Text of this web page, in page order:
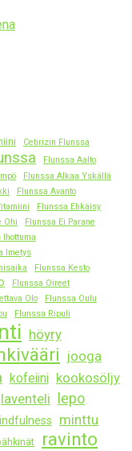
Cetirizin Flunssa
Flunssa Aalto
Flunssa Alkaa Yskällä
Flunssa Avanto
Flunssa Ehkäisy
Ohi
Flunssa Ei Parane
Ihottuma
Imetys
Flunssa Kesto
Flunssa Oireet
Olo
Flunssa Oulu
Flunssa Ripuli
höyry
jooga
kofeiini kookosöljy
laventeli lepo
minttu
ravinto